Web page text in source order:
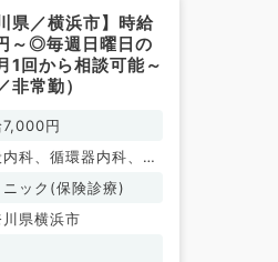
県／横浜市】時給
～◎毎週日曜日の
1回から相談可能～
非常勤）
7,000円
科、循環器内科、内
・代謝内科
ニック(保険診療)
県横浜市